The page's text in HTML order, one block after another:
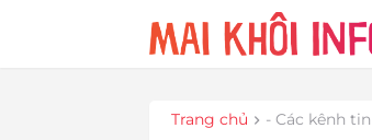
Trang chủ - Các kênh